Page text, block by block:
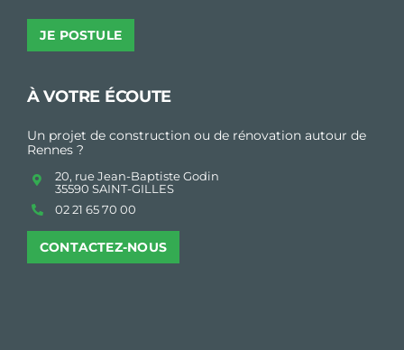
JE POSTULE
À VOTRE ÉCOUTE
Un projet de construction ou de rénovation autour de
Rennes ?
20, rue Jean-Baptiste Godin
35590 SAINT-GILLES
02 21 65 70 00
CONTACTEZ-NOUS